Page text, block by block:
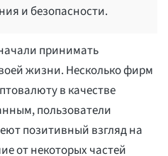
и безопасности.
принимать
жизни. Несколько фирм
в качестве
пользователи
позитивный взгляд на
от некоторых частей